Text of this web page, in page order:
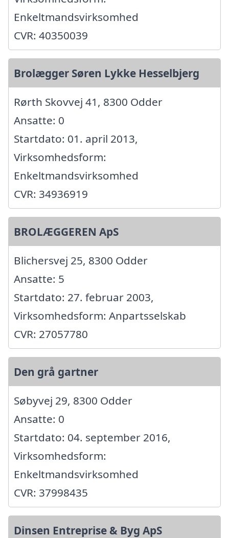
Enkeltmandsvirksomhed
CVR: 40350039
Brolægger Søren Lykke Hesselbjerg
Rørth Skovvej 41, 8300 Odder
Ansatte: 0
Startdato: 01. april 2013,
Virksomhedsform:
Enkeltmandsvirksomhed
CVR: 34936919
BROLÆGGEREN ApS
Blichersvej 25, 8300 Odder
Ansatte: 5
Startdato: 27. februar 2003,
Virksomhedsform: Anpartsselskab
CVR: 27057780
Den grå gartner
Søbyvej 29, 8300 Odder
Ansatte: 0
Startdato: 04. september 2016,
Virksomhedsform:
Enkeltmandsvirksomhed
CVR: 37998435
Dinsen Entreprise & Byg ApS